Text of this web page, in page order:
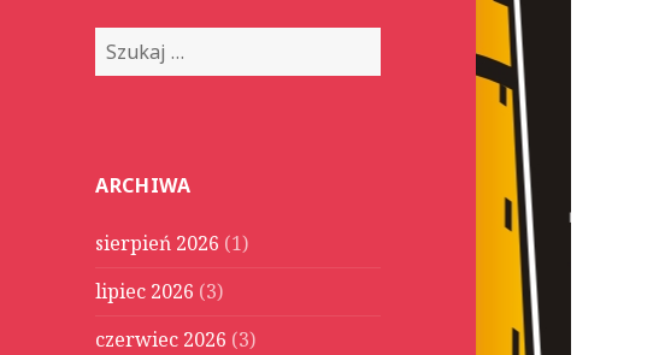
S
z
j
ARCHIWA
sierpień 2026 (1)
lipiec 2026 (3)
czerwiec 2026 (3)